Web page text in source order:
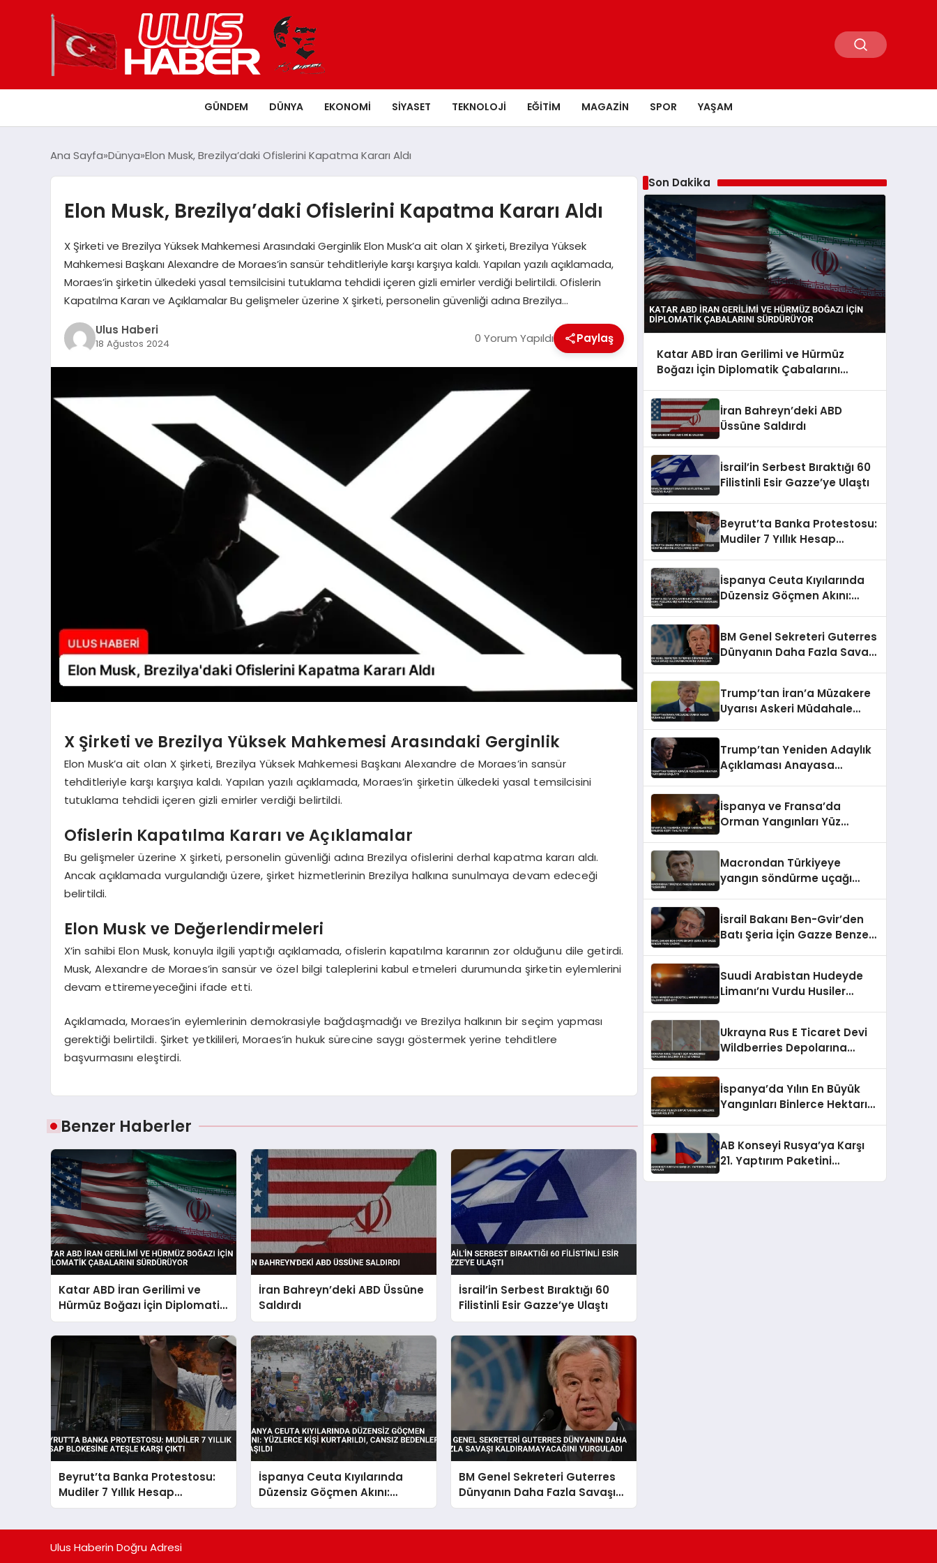
GÜNDEM DÜNYA EKONOMI SIYASET TEKNOLOJI EĞITIM MAGAZIN SPOR YAŞAM
Ana Sayfa Dünya Elon Musk, Brezilya’daki Ofislerini Kapatma Kararı Aldı
Elon Musk, Brezilya’daki Ofislerini Kapatma Kararı Aldı
X Şirketi ve Brezilya Yüksek Mahkemesi Arasındaki Gerginlik Elon Musk’a ait olan X şirketi, Brezilya Yüksek
Mahkemesi Başkanı Alexandre de Moraes’in sansür tehditleriyle karşı karşıya kaldı. Yapılan yazılı açıklamada,
Moraes’in şirketin ülkedeki yasal temsilcisini tutuklama tehdidi içeren gizli emirler verdiği belirtildi. Ofislerin
Kapatılma Kararı ve Açıklamalar Bu gelişmeler üzerine X şirketi, personelin güvenliği adına Brezilya…
Ulus Haberi
18 Ağustos 2024 0 Yorum Yapıldı Paylaş
X Şirketi ve Brezilya Yüksek Mahkemesi Arasındaki Gerginlik
Elon Musk’a ait olan X şirketi, Brezilya Yüksek Mahkemesi Başkanı Alexandre de Moraes’in sansür
tehditleriyle karşı karşıya kaldı. Yapılan yazılı açıklamada, Moraes’in şirketin ülkedeki yasal temsilcisini
tutuklama tehdidi içeren gizli emirler verdiği belirtildi.
Ofislerin Kapatılma Kararı ve Açıklamalar
Bu gelişmeler üzerine X şirketi, personelin güvenliği adına Brezilya ofislerini derhal kapatma kararı aldı.
Ancak açıklamada vurgulandığı üzere, şirket hizmetlerinin Brezilya halkına sunulmaya devam edeceği
belirtildi.
Elon Musk ve Değerlendirmeleri
X’in sahibi Elon Musk, konuyla ilgili yaptığı açıklamada, ofislerin kapatılma kararının zor olduğunu dile getirdi.
Musk, Alexandre de Moraes’in sansür ve özel bilgi taleplerini kabul etmeleri durumunda şirketin eylemlerini
devam ettiremeyeceğini ifade etti.
Açıklamada, Moraes’in eylemlerinin demokrasiyle bağdaşmadığı ve Brezilya halkının bir seçim yapması
gerektiği belirtildi. Şirket yetkilileri, Moraes’in hukuk sürecine saygı göstermek yerine tehditlere
başvurmasını eleştirdi.
Benzer Haberler
Katar ABD İran Gerilimi ve
Hürmüz Boğazı İçin Diplomatik
Çabalarını Sürdürüyor
İran Bahreyn’deki ABD Üssüne
Saldırdı
İsrail’in Serbest Bıraktığı 60
Filistinli Esir Gazze’ye Ulaştı
Beyrut’ta Banka Protestosu:
Mudiler 7 Yıllık Hesap
Blokesine Ateşle Karşı Çıktı
İspanya Ceuta Kıyılarında
Düzensiz Göçmen Akını:
Yüzlerce Kişi Kurtarıldı, Cansız
BM Genel Sekreteri Guterres
Dünyanın Daha Fazla Savaşı
Kaldıramayacağını Vurguladı
Son Dakika
Katar ABD İran Gerilimi ve Hürmüz
Boğazı İçin Diplomatik Çabalarını
İran Bahreyn’deki ABD
Üssüne Saldırdı
İsrail’in Serbest Bıraktığı 60
Filistinli Esir Gazze’ye Ulaştı
Beyrut’ta Banka Protestosu:
Mudiler 7 Yıllık Hesap
İspanya Ceuta Kıyılarında
Düzensiz Göçmen Akını:
BM Genel Sekreteri Guterres
Dünyanın Daha Fazla Savaşı
Trump’tan İran’a Müzakere
Uyarısı Askeri Müdahale
Trump’tan Yeniden Adaylık
Açıklaması Anayasa
İspanya ve Fransa’da
Orman Yangınları Yüz
Macrondan Türkiyeye
yangın söndürme uçağı
İsrail Bakanı Ben-Gvir’den
Batı Şeria İçin Gazze Benzeri
Suudi Arabistan Hudeyde
Limanı’nı Vurdu Husiler
Ukrayna Rus E Ticaret Devi
Wildberries Depolarına
İspanya’da Yılın En Büyük
Yangınları Binlerce Hektarı
AB Konseyi Rusya’ya Karşı
21. Yaptırım Paketini
Ulus Haberin Doğru Adresi